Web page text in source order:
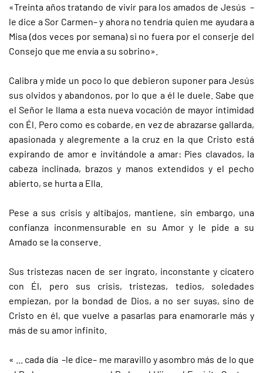
«Treinta años tratando de vivir para los amados de Jesús –
le dice a Sor Carmen– y ahora no tendría quien me ayudara a
Misa (dos veces por semana) si no fuera por el conserje del
Consejo que me envía a su sobrino».
Calibra y mide un poco lo que debieron suponer para Jesús
sus olvidos y abandonos, por lo que a él le duele. Sabe que
el Señor le llama a esta nueva vocación de mayor intimidad
con Él. Pero como es cobarde, en vez de abrazarse gallarda,
apasionada y alegremente a la cruz en la que Cristo está
expirando de amor e invitándole a amar: Pies clavados, la
cabeza inclinada, brazos y manos extendidos y el pecho
abierto, se hurta a Ella.
Pese a sus crisis y altibajos, mantiene, sin embargo, una
confianza inconmensurable en su Amor y le pide a su
Amado se la conserve.
Sus tristezas nacen de ser ingrato, inconstante y cicatero
con Él, pero sus crisis, tristezas, tedios, soledades
empiezan, por la bondad de Dios, a no ser suyas, sino de
Cristo en él, que vuelve a pasarlas para enamorarle más y
más de su amor infinito.
« ... cada día –le dice– me maravillo y asombro más de lo que